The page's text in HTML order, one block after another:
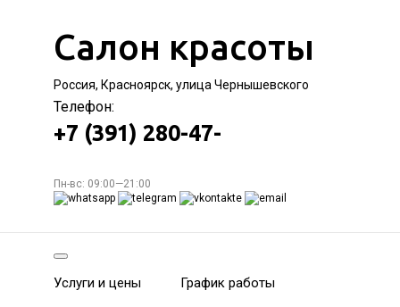
Салон красоты
Россия, Красноярск, улица Чернышевского
Телефон:
+7 (391) 280-47-
Пн-вс: 09:00—21:00
Услуги и цены График работы